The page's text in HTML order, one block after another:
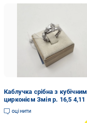
Каблучка срібна з кубічним
цирконієм Змія р. 16,5 4,11
(3009705930)
оцінити